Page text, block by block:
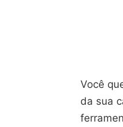
Você
da sua